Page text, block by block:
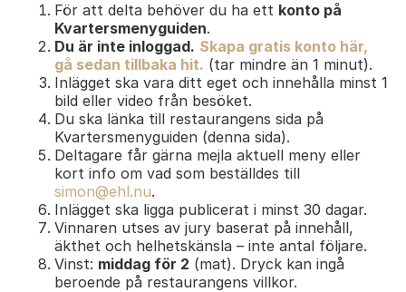
För att delta behöver du ha ett konto på
Kvartersmenyguiden.
Du är inte inloggad. Skapa gratis konto här,
gå sedan tillbaka hit. (tar mindre än 1 minut).
Inlägget ska vara ditt eget och innehålla minst 1
bild eller video från besöket.
Du ska länka till restaurangens sida på
Kvartersmenyguiden (denna sida).
Deltagare får gärna mejla aktuell meny eller
kort info om vad som beställdes till
simon@ehl.nu.
Inlägget ska ligga publicerat i minst 30 dagar.
Vinnaren utses av jury baserat på innehåll,
äkthet och helhetskänsla – inte antal följare.
Vinst: middag för 2 (mat). Dryck kan ingå
beroende på restaurangens villkor.